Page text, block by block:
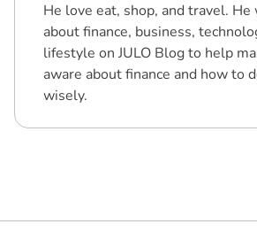
He love eat, shop, and travel. He
about finance, business,
lifestyle on JULO Blog to help
aware about finance and how to
wisely.